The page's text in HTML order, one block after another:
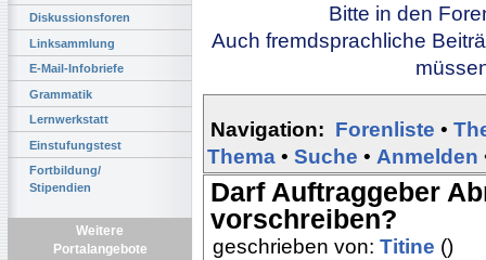
Diskussionsforen
Linksammlung
E-Mail-Infobriefe
Grammatik
Lernwerkstatt
Einstufungstest
Fortbildung/
Stipendien
Weitere
Portalangebote
Bitte in den
Auch fremdsprachliche
Navigation: Forenliste •
Thema • Suche • Anmelden
Darf Auftraggeber
vorschreiben?
geschrieben von: Titine ()